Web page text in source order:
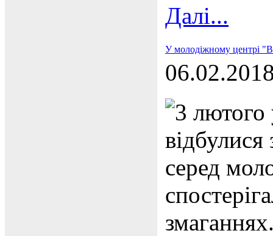
Далі...
У молодіжному центрі
3 лютого
серед